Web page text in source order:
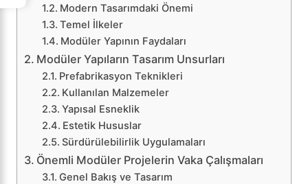
Modern Tasarımdaki Önemi
Temel İlkeler
Modüler Yapının Faydaları
Modüler Yapıların Tasarım Unsurları
Prefabrikasyon Teknikleri
Kullanılan Malzemeler
Yapısal Esneklik
Estetik Hususlar
Sürdürülebilirlik Uygulamaları
Önemli Modüler Projelerin Vaka Çalışmaları
Genel Bakış ve Tasarım